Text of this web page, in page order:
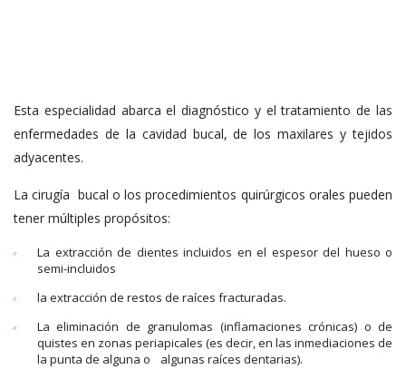
Esta especialidad abarca el diagnóstico y el tratamiento de las
enfermedades de la cavidad bucal, de los maxilares y tejidos
adyacentes.
La cirugía bucal o los procedimientos quirúrgicos orales pueden
tener múltiples propósitos:
La extracción de dientes incluidos en el espesor del hueso o
semi-incluidos
la extracción de restos de raíces fracturadas.
La eliminación de granulomas (inflamaciones crónicas) o de
quistes en zonas periapicales (es decir, en las inmediaciones de
la punta de alguna o algunas raíces dentarias).